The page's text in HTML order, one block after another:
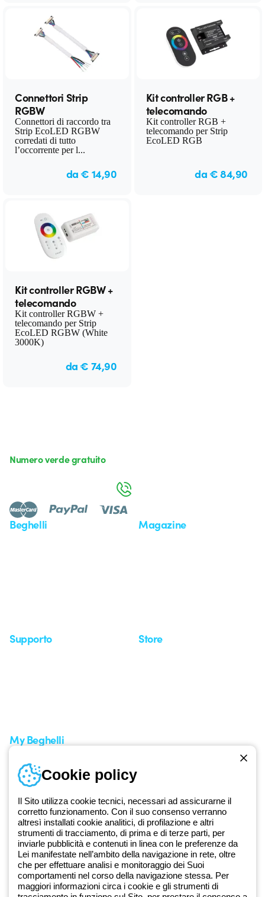
Connettori Strip
RGBW
Connettori di raccordo tra
Strip EcoLED RGBW
corredati di tutto
l’occorrente per l...
da € 14,90
Kit controller RGB +
telecomando
Kit controller RGB +
telecomando per Strip
EcoLED RGB
da € 84,90
Kit controller RGBW +
telecomando
Kit controller RGBW +
telecomando per Strip
EcoLED RGBW (White
3000K)
da € 74,90
Dal 2025 Beghelli è parte del Gruppo GEWISS, all’interno
dell’ecosistema GEWISS LightZone, dove realizziamo soluzioni di
illuminazione integrate che trasformano la complessità in semplicità,
supportando professionisti e utenti finali nella realizzazione dei loro
bisogni.Scopri di più su GEWISS
Beghelli Magazine
Supporto Store
My Beghelli
Accedi o registrati
Formazione
Documentazione e software
Iscriviti alla newsletter
Numero verde gratuito
Cookie policy
Il Sito utilizza cookie tecnici, necessari ad assicurarne il
corretto funzionamento. Con il suo consenso verranno
altresì installati cookie analitici, di profilazione e altri
strumenti di tracciamento, di prima e di terze parti, per
inviarle pubblicità e contenuti in linea con le preferenze da
Lei manifestate nell’ambito della navigazione in rete, oltre
che per effettuare analisi e monitoraggio dei Suoi
comportamenti nel corso della navigazione stessa. Per
maggiori informazioni circa i cookie e gli strumenti di